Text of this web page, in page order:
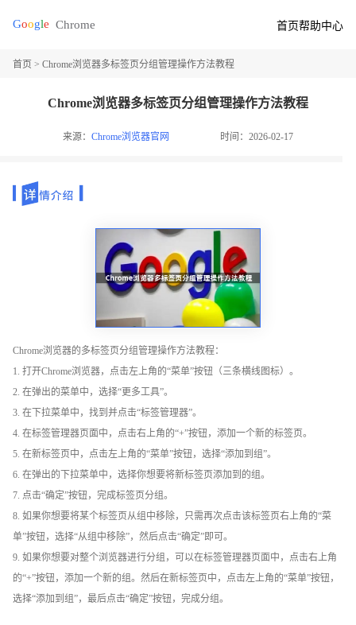
首页帮助中心
首页 > Chrome浏览器多标签页分组管理操作方法教程
Chrome浏览器多标签页分组管理操作方法教程
来源：Chrome浏览器官网 时间：2026-02-17
Chrome浏览器的多标签页分组管理操作方法教程：
1. 打开Chrome浏览器，点击左上角的“菜单”按钮（三条横线图标）。
2. 在弹出的菜单中，选择“更多工具”。
3. 在下拉菜单中，找到并点击“标签管理器”。
4. 在标签管理器页面中，点击右上角的“+”按钮，添加一个新的标签页。
5. 在新标签页中，点击左上角的“菜单”按钮，选择“添加到组”。
6. 在弹出的下拉菜单中，选择你想要将新标签页添加到的组。
7. 点击“确定”按钮，完成标签页分组。
8. 如果你想要将某个标签页从组中移除，只需再次点击该标签页右上角的“菜
单”按钮，选择“从组中移除”，然后点击“确定”即可。
9. 如果你想要对整个浏览器进行分组，可以在标签管理器页面中，点击右上角
的“+”按钮，添加一个新的组。然后在新标签页中，点击左上角的“菜单”按钮，
选择“添加到组”，最后点击“确定”按钮，完成分组。